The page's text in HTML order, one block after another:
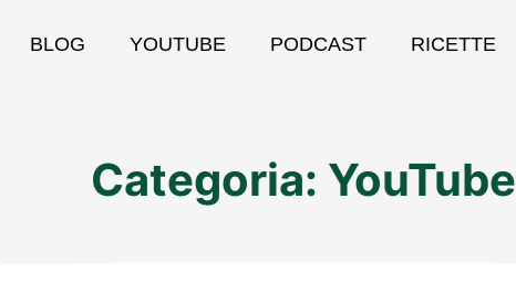
BLOG YOUTUBE PODCAST RICETTE
Categoria: YouTube